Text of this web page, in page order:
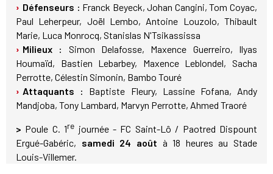
Défenseurs : Franck Beyeck, Johan Cangini, Tom Coyac,
Paul Leherpeur, Joël Lembo, Antoine Louzolo, Thibault
Marie, Luca Monrocq, Stanislas N'Tsikassissa
Milieux :
Simon Delafosse, Maxence Guerreiro, Ilyas
Houmaïd, Bastien Lebarbey, Maxence Leblondel, Sacha
Perrotte, Célestin Simonin, Bambo Touré
Attaquants :
Baptiste Fleury, Lassine Fofana, Andy
Mandjoba, Tony Lambard, Marvyn Perrotte, Ahmed Traoré
> Poule C. 1re journée - FC Saint-Lô / Paotred Dispount
Ergué-Gabéric, samedi 24 août à 18 heures au Stade
Louis-Villemer.